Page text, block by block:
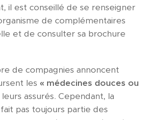
il est conseillé de se renseigner
de complémentaires
et de consulter sa brochure
de compagnies annoncent
les « médecines douces ou
leurs assurés. Cependant, la
pas toujours partie des